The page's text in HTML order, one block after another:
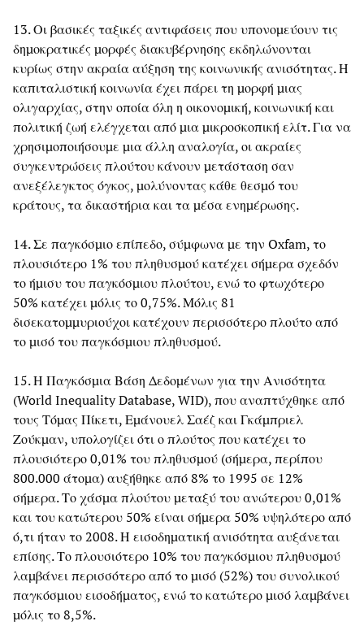
13. Οι βασικές ταξικές αντιφάσεις που υπονομεύουν τις
δημοκρατικές μορφές διακυβέρνησης εκδηλώνονται
κυρίως στην ακραία αύξηση της κοινωνικής ανισότητας. Η
καπιταλιστική κοινωνία έχει πάρει τη μορφή μιας
ολιγαρχίας, στην οποία όλη η οικονομική, κοινωνική και
πολιτική ζωή ελέγχεται από μια μικροσκοπική ελίτ. Για να
χρησιμοποιήσουμε μια άλλη αναλογία, οι ακραίες
συγκεντρώσεις πλούτου κάνουν μετάσταση σαν
ανεξέλεγκτος όγκος, μολύνοντας κάθε θεσμό του
κράτους, τα δικαστήρια και τα μέσα ενημέρωσης.
14. Σε παγκόσμιο επίπεδο, σύμφωνα με την Oxfam, το
πλουσιότερο 1% του πληθυσμού κατέχει σήμερα σχεδόν
το ήμισυ του παγκόσμιου πλούτου, ενώ το φτωχότερο
50% κατέχει μόλις το 0,75%. Μόλις 81
δισεκατομμυριούχοι κατέχουν περισσότερο πλούτο από
το μισό του παγκόσμιου πληθυσμού.
15. Η Παγκόσμια Βάση Δεδομένων για την Ανισότητα
(World Inequality Database, WID), που αναπτύχθηκε από
τους Τόμας Πίκετι, Εμάνουελ Σαέζ και Γκάμπριελ
Ζούκμαν, υπολογίζει ότι ο πλούτος που κατέχει το
πλουσιότερο 0,01% του πληθυσμού (σήμερα, περίπου
800.000 άτομα) αυξήθηκε από 8% το 1995 σε 12%
σήμερα. Το χάσμα πλούτου μεταξύ του ανώτερου 0,01%
και του κατώτερου 50% είναι σήμερα 50% υψηλότερο από
ό,τι ήταν το 2008. Η εισοδηματική ανισότητα αυξάνεται
επίσης. Το πλουσιότερο 10% του παγκόσμιου πληθυσμού
λαμβάνει περισσότερο από το μισό (52%) του συνολικού
παγκόσμιου εισοδήματος, ενώ το κατώτερο μισό λαμβάνει
μόλις το 8,5%.